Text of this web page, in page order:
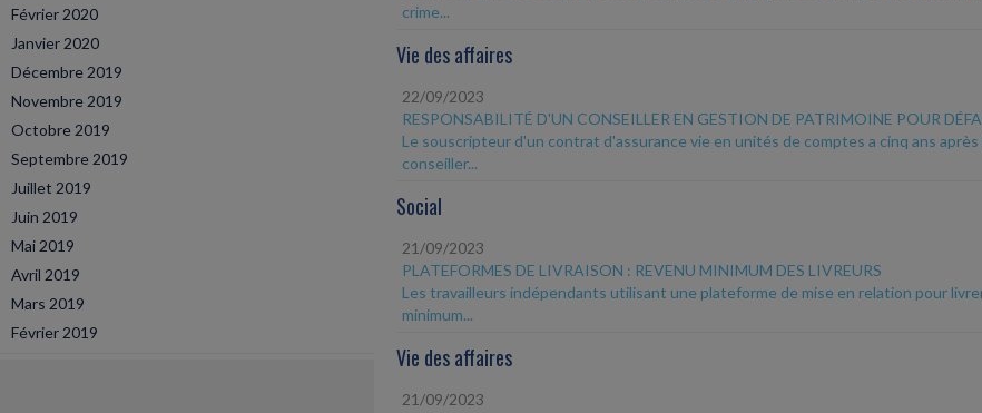
Février 2020
Janvier 2020
Décembre 2019
Novembre 2019
Octobre 2019
Septembre 2019
Juillet 2019
Juin 2019
Mai 2019
Avril 2019
Mars 2019
Février 2019
crime...
Vie des affaires
22/09/2023
RESPONSABILITÉ D'UN CONSEILLER EN GESTION DE PATRIMOINE POUR
Le souscripteur d'un contrat d'assurance vie en unités de comptes a cinq ans
conseiller...
Social
21/09/2023
PLATEFORMES DE LIVRAISON : REVENU MINIMUM DES LIVREURS
Les travailleurs indépendants utilisant une plateforme de mise en relation pour
minimum...
Vie des affaires
21/09/2023